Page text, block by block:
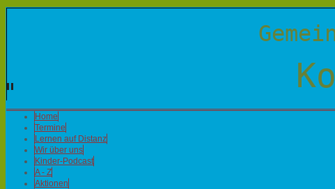
Home
Termine
Lernen auf Distanz
Wir über uns
Kinder-Podcast
A - Z
Aktionen